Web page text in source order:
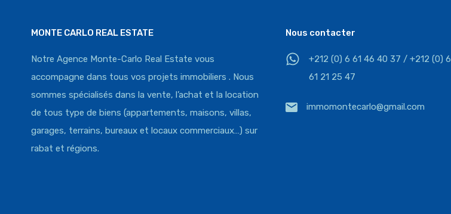
MONTE CARLO REAL ESTATE
Notre Agence Monte-Carlo Real Estate vous
accompagne dans tous vos projets immobiliers . Nous
sommes spécialisés dans la vente, l’achat et la location
de tous type de biens (appartements, maisons, villas,
garages, terrains, bureaux et locaux commerciaux…) sur
rabat et régions.
Nous contacter
+212 (0) 6 61 46 40 37 / +212 (0) 6
61 21 25 47
immomontecarlo@gmail.com